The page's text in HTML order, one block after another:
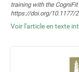
training with the CogniFit
https://doi.org/10.1177/
Voir l'article en texte